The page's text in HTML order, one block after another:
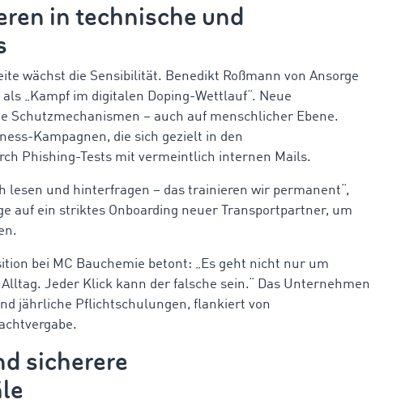
in technische und
wächst die Sensibilität. Benedikt Roßmann von Ansorge
„Kampf im digitalen Doping-Wettlauf“. Neue
Schutzmechanismen – auch auf menschlicher Ebene.
Kampagnen, die sich gezielt in den
Phishing-Tests mit vermeintlich internen Mails.
lesen und hinterfragen – das trainieren wir permanent“,
auf ein striktes Onboarding neuer Transportpartner, um
bei MC Bauchemie betont: „Es geht nicht nur um
Jeder Klick kann der falsche sein.“ Das Unternehmen
jährliche Pflichtschulungen, flankiert von
sicherere